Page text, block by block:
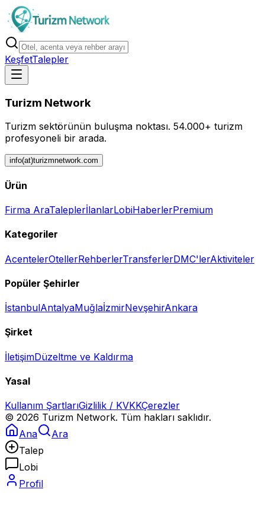
KeşfetTalepler
Turizm Network
Turizm sektörünün buluşma noktası. 54.000+ turizm
profesyoneli bir arada.
info(at)turizmnetwork.com
Ürün
Firma AraTaleplerİlanlarLobiHaberlerPremium
Kategoriler
AcentelerOtellerRehberlerTransferlerDMC'lerAktiviteler
Popüler Şehirler
İstanbulAntalyaMuğlaİzmirNevşehirAnkara
Şirket
İletişimDüzeltme ve Kaldırma
Yasal
Kullanım ŞartlarıGizlilik / KVKKÇerezler
© 2026 Turizm Network. Tüm hakları saklıdır.
Ana
Ara
Talep
Lobi
Profil